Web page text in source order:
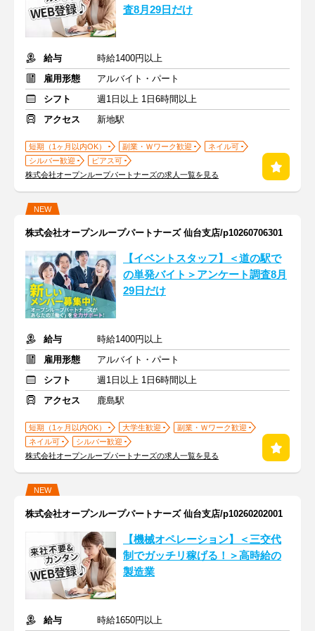
査8月29日だけ
給与
時給1400円以上
雇用形態
アルバイト・パート
シフト
週1日以上 1日6時間以上
アクセス
新地駅
短期（1ヶ月以内OK） 副業・Ｗワーク歓迎
ネイル可
シルバー歓迎
ピアス可
株式会社オープンループパートナーズの求人一覧を見る
NEW
株式会社オープンループパートナーズ 仙台支店/p10260706301
【イベントスタッフ】＜道の駅で
の単発バイト＞アンケート調査8月
29日だけ
給与
時給1400円以上
雇用形態
アルバイト・パート
シフト
週1日以上 1日6時間以上
アクセス
鹿島駅
短期（1ヶ月以内OK） 大学生歓迎
副業・Ｗワーク歓迎
ネイル可
シルバー歓迎
株式会社オープンループパートナーズの求人一覧を見る
NEW
株式会社オープンループパートナーズ 仙台支店/p10260202001
【機械オペレーション】＜三交代
制でガッチリ稼げる！＞高時給の
製造業
給与
時給1650円以上